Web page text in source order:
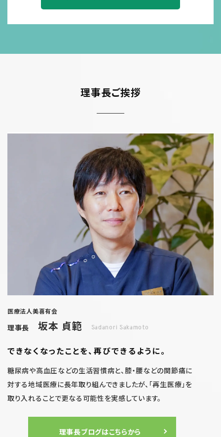
理事長ご挨拶
医療法人美喜有会
理事長 坂本 貞範 Sadanori Sakamoto
できなくなったことを、 再びできるように。
糖尿病や高血圧などの生活習慣病と、膝・腰などの関節痛に
対する地域医療に長年取り組んできましたが、「再生医療」を
取り入れることで更なる可能性を実感しています。
理事長ブログはこちらから